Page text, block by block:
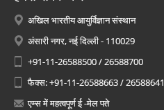
अखिल भारतीय आयुर्विज्ञान संस्थान
अंसारी नगर, नई दिल्ली - 110029
+91-11-26588500 / 26588700
फैक्स: +91-11-26588663 / 26588641
एम्स में महत्वपूर्ण ई -मेल पते